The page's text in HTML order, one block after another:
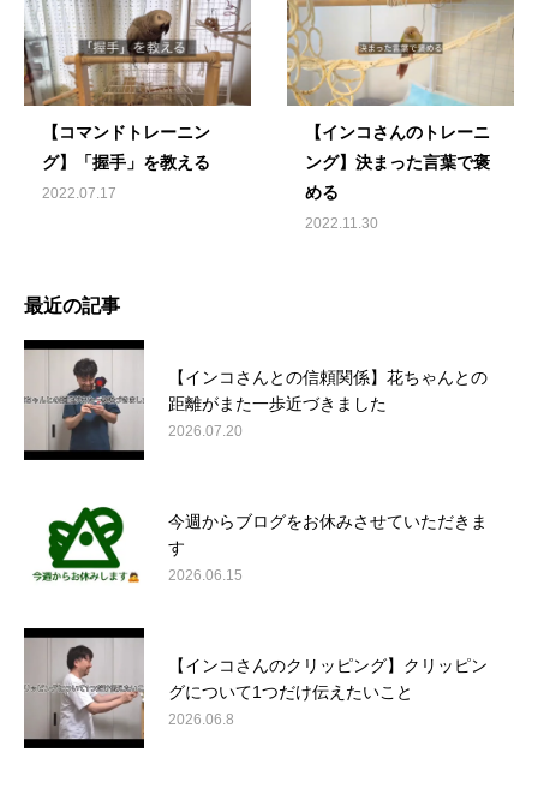
【コマンドトレーニン
グ】「握手」を教える
2022.07.17
【インコさんのトレーニ
ング】決まった言葉で褒
める
2022.11.30
最近の記事
【インコさんとの信頼関係】花ちゃんとの
距離がまた一歩近づきました
2026.07.20
今週からブログをお休みさせていただきま
す
2026.06.15
【インコさんのクリッピング】クリッピン
グについて1つだけ伝えたいこと
2026.06.8